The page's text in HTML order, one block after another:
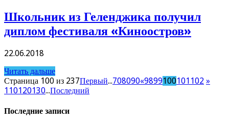
Школьник из Геленджика получил
диплом фестиваля «Киноостров»
22.06.2018
Читать дальше
Страница 100 из 237Первый...708090«9899100101 102 »
110120130...Последний
Последние записи